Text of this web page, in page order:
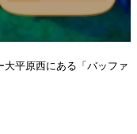
大平原西にある「バッファ